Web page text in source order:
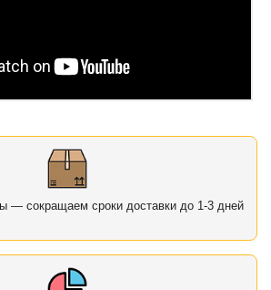
— сокращаем сроки доставки до 1-3 дней